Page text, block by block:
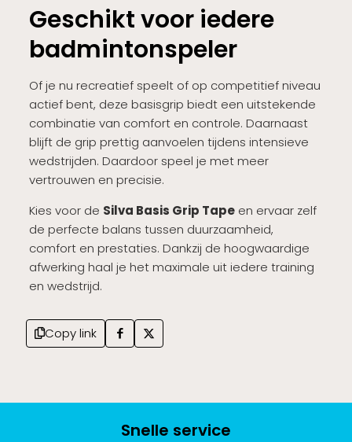
Geschikt voor iedere
badmintonspeler
Of je nu recreatief speelt of op competitief niveau
actief bent, deze basisgrip biedt een uitstekende
combinatie van comfort en controle. Daarnaast
blijft de grip prettig aanvoelen tijdens intensieve
wedstrijden. Daardoor speel je met meer
vertrouwen en precisie.
Kies voor de Silva Basis Grip Tapeen ervaar zelf
de perfecte balans tussen duurzaamheid,
comfort en prestaties. Dankzij de hoogwaardige
afwerking haal je het maximale uit iedere training
en wedstrijd.
Copy link
Snelle service